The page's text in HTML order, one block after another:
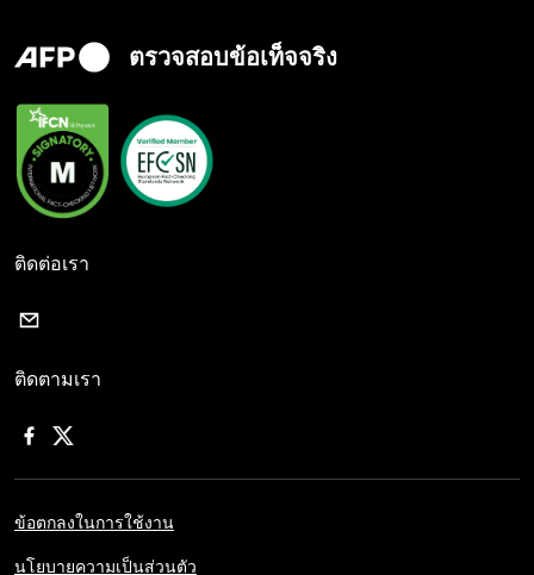
ตรวจสอบข้อเท็จจริง
ติดต่อเรา
ติดตามเรา
ข้อตกลงในการใช้งาน
นโยบายความเป็นส่วนตัว